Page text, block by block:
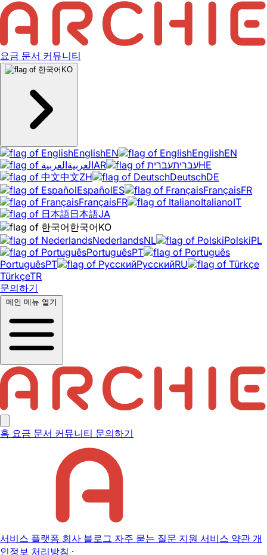
요금 문서 커뮤니티
KO
EnglishEN EnglishEN
العربيةAR עבריתHE
中文ZH DeutschDE
EspañolES FrançaisFR
FrançaisFR ItalianoIT
日本語JA
한국어KO
NederlandsNL PolskiPL
PortuguêsPT
PortuguêsPT РусскийRU
TürkçeTR
문의하기
메인 메뉴 열기
홈 요금 문서 커뮤니티 문의하기
서비스 플랫폼 회사 블로그 자주 묻는 질문 지원 서비스 약관 개
인정보 처리방침 ·